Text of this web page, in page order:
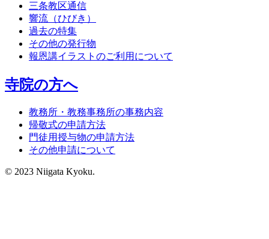
三条教区通信
響流（ひびき）
過去の特集
その他の発行物
報恩講イラストのご利用について
寺院の方へ
教務所・教務事務所の事務内容
帰敬式の申請方法
門徒用授与物の申請方法
その他申請について
© 2023 Niigata Kyoku.